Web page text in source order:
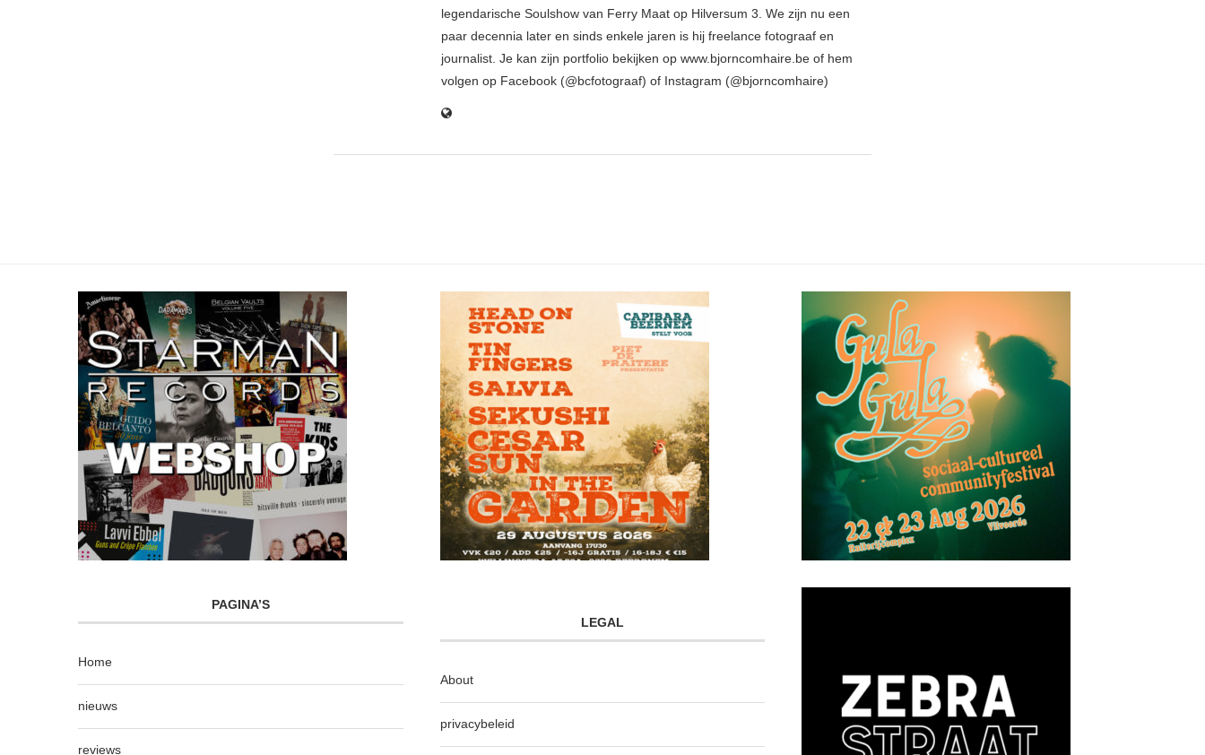
legendarische Soulshow van Ferry Maat op Hilversum 3. We zijn nu een
paar decennia later en sinds enkele jaren is hij freelance fotograaf en
journalist. Je kan zijn portfolio bekijken op www.bjorncomhaire.be of hem
volgen op Facebook (@bcfotograaf) of Instagram (@bjorncomhaire)
PAGINA’S
Home
nieuws
reviews
LEGAL
About
privacybeleid